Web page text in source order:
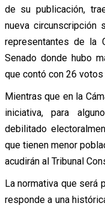
de su publicación,
nueva circunscripción
representantes de la
Senado donde hubo
que contó con 26
Mientras que en la
iniciativa, para
debilitado
que tienen menor
acudirán al Tribunal
La normativa que será
responde a una